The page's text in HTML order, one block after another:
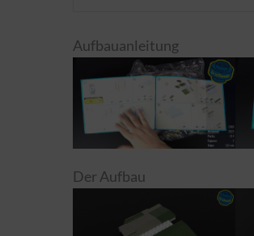
Aufbauanleitung
Der Aufbau